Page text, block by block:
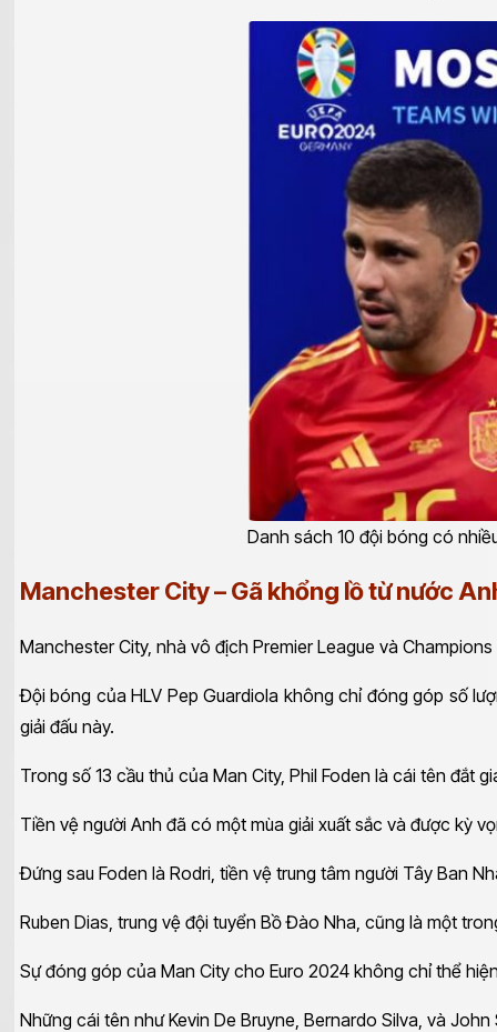
Danh sách 10 đội bóng có
Manchester City – Gã khổng lồ từ nước
Manchester City, nhà vô địch Premier League và
Đội bóng của HLV Pep Guardiola không chỉ đóng góp số
giải đấu này.
Trong số 13 cầu thủ của Man City, Phil Foden là cái tên đắt
Tiền vệ người Anh đã có một mùa giải xuất sắc và được kỳ
Đứng sau Foden là Rodri, tiền vệ trung tâm người Tây Ban
Ruben Dias, trung vệ đội tuyển Bồ Đào Nha, cũng là một
Sự đóng góp của Man City cho Euro 2024 không chỉ thể
Những cái tên như Kevin De Bruyne, Bernardo Silva, và